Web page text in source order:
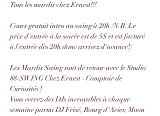
Tous les mardis chez Ernest!!!
Cours gratuit intro au swing à 20h (N.B. Le
prix d'entrée à la soirée est de 5$ et est facturé
à l'entrée dès 20h donc arrivez d'avance!)
Les Mardis Swing sont de retour avec le Studio
88-SWING Chez Ernest - Comptoir de
Curiosités !
Vous verrez des DJs incroyables à chaque
semaine parmi DJ Frisé, Bourg d'Acier, Moon